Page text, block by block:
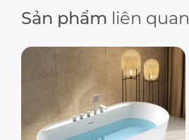
Sản phẩm liên quan